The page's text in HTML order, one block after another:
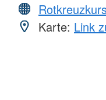
Karte: Link